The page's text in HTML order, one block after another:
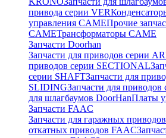
привода серии VER
управления CAMEПрочие
CAMEТрансформаторы CAME
Запчасти Doorhan
Запчасти для приводов серии
приводов серии SECTIONAL
серии SHAFTЗапчасти для
SLIDINGЗапчасти для
для шлагбаумов DoorHanПлаты
Запчасти FAAC
Запчасти для гаражных
откатных приводов FAAC